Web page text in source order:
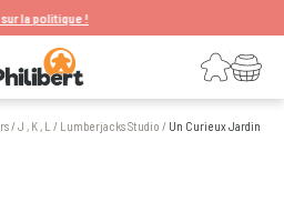
politique !
Connexion
Votre panier
/J , K , L / Lumberjacks Studio / Un Curieux Jardin